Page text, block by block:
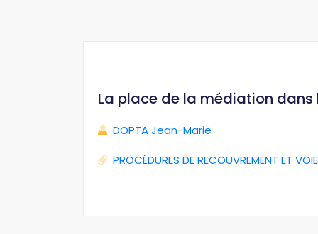
La place de la médiation dans
DOPTA Jean-Marie
PROCÉDURES DE RECOUVREMENT ET